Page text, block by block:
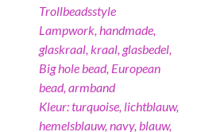
Trollbeadsstyle
Lampwork, handmade,
glaskraal, kraal, glasbedel,
Big hole bead, European
bead, armband
Kleur: turquoise, lichtblauw,
hemelsblauw, navy, blauw,